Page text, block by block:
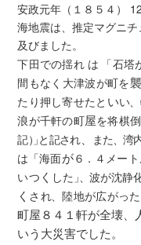
安政元年（１８５４）
海地震は、推定マグニ
及びました。
下田での揺れ は 「石塔
間もなく大津波が町を襲
たり押し寄せたと いい
浪が千軒の町屋を将棋
記） 」と記され、 また、 湾
は 「海面が６ ． ４ メー
いつ く した 」、波が沈静
く さ れ、陸地が広がっ
町屋８４１軒が全壊、
いう大災害でした。